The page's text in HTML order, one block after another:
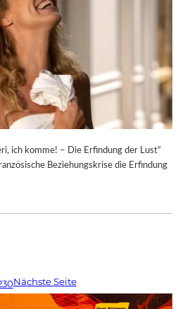
ich komme! – Die Erfindung der Lust“
Beziehungskrise die Erfindung
Nächste Seite